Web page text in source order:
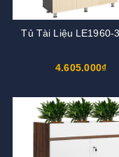
Tủ Tài Liệu LE1960-
4.605.000₫